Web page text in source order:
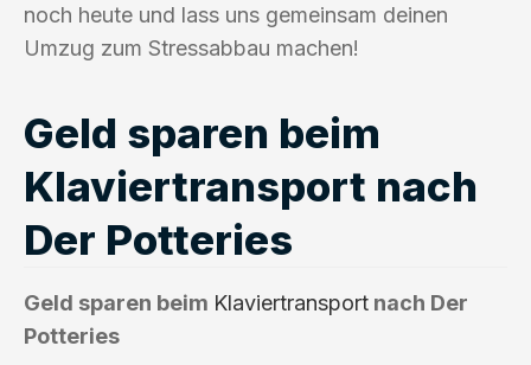
noch heute und lass uns gemeinsam deinen
Umzug zum Stressabbau machen!
Geld sparen beim
Klaviertransport nach
Der Potteries
Geld sparen beim Klaviertransport nach Der
Potteries